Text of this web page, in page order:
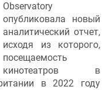
Observatory
опубликовала новый
аналитический отчет,
исходя из которого,
посещаемость
кинотеатров в
в 2022 году